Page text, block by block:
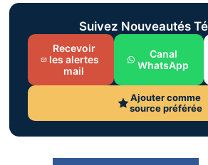
Suivez Nouveautés
Recevoir
les alertes
mail
Canal
WhatsApp
Ajouter comme
source préférée